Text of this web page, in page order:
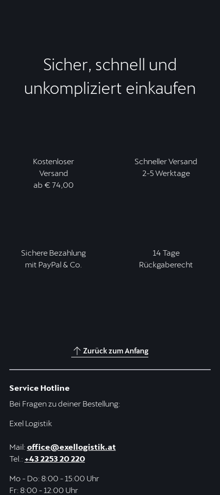
Sicher, schnell und
unkompliziert einkaufen
Kostenloser
Versand
ab € 74,00
Schneller Versand
2-5 Werktage
Sichere Bezahlung
mit PayPal & Co.
14 Tage
Rückgaberecht
Zurück zum Anfang
Service Hotline
Bei Fragen zu deiner Bestellung:
Exel Logistik
Mail: office@exellogistik.at
Tel.: +43 2253 20 220
Mo - Do: 8:00 - 15:00 Uhr
Fr: 8:00 - 12:00 Uhr